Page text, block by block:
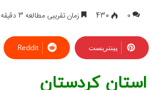
0
430 زمان تقریبی مطالعه 3 دقیقه
پینتریست Reddit
کردستان